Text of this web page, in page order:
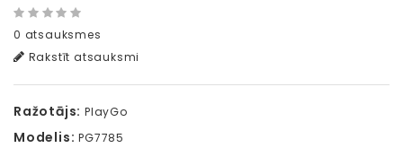
0 atsauksmes
Rakstīt atsauksmi
Ražotājs: PlayGo
Modelis: PG7785